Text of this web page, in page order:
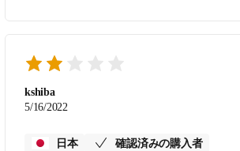
kshiba
5/16/2022
日本 確認済みの購入者